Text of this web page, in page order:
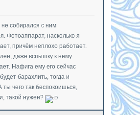
собирался с ним
Фотоаппарат, насколько я
причём неплохо работает.
даже вспышку к нему
Нафига ему его сейчас
барахлить, тогда и
чего так беспокоишься,
такой нужен?